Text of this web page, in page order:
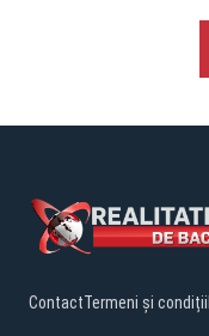
ContactTermeni și condiții